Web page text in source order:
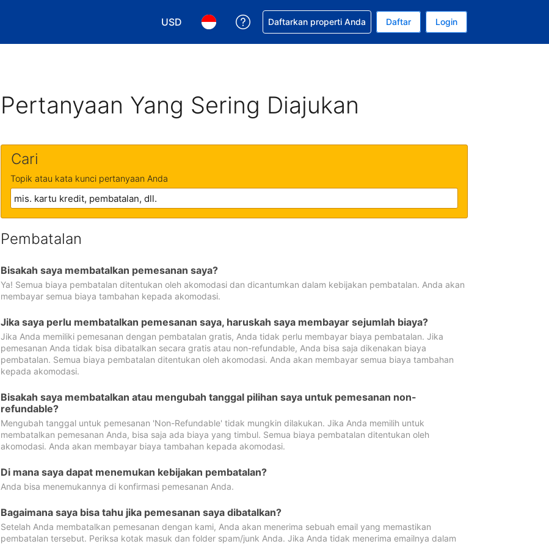
USD
Pilih mata uang Anda. Mata uang Anda saat ini adalah Dolar Amerika Serikat
Pilih bahasa Anda. Bahasa Anda saat ini adalah Bahasa Indonesia
Dapatkan bantuan untuk pemesanan Anda
Daftarkan properti Anda Daftar Login
Pertanyaan Yang Sering Diajukan
Cari
Topik atau kata kunci pertanyaan Anda
Pembatalan
Bisakah saya membatalkan pemesanan saya?
Ya! Semua biaya pembatalan ditentukan oleh akomodasi dan dicantumkan dalam kebijakan pembatalan. Anda akan
membayar semua biaya tambahan kepada akomodasi.
Jika saya perlu membatalkan pemesanan saya, haruskah saya membayar sejumlah biaya?
Jika Anda memiliki pemesanan dengan pembatalan gratis, Anda tidak perlu membayar biaya pembatalan. Jika
pemesanan Anda tidak bisa dibatalkan secara gratis atau non-refundable, Anda bisa saja dikenakan biaya
pembatalan. Semua biaya pembatalan ditentukan oleh akomodasi. Anda akan membayar semua biaya tambahan
kepada akomodasi.
Bisakah saya membatalkan atau mengubah tanggal pilihan saya untuk pemesanan non-
refundable?
Mengubah tanggal untuk pemesanan 'Non-Refundable' tidak mungkin dilakukan. Jika Anda memilih untuk
membatalkan pemesanan Anda, bisa saja ada biaya yang timbul. Semua biaya pembatalan ditentukan oleh
akomodasi. Anda akan membayar biaya tambahan kepada akomodasi.
Di mana saya dapat menemukan kebijakan pembatalan?
Anda bisa menemukannya di konfirmasi pemesanan Anda.
Bagaimana saya bisa tahu jika pemesanan saya dibatalkan?
Setelah Anda membatalkan pemesanan dengan kami, Anda akan menerima sebuah email yang memastikan
pembatalan tersebut. Periksa kotak masuk dan folder spam/junk Anda. Jika Anda tidak menerima emailnya dalam